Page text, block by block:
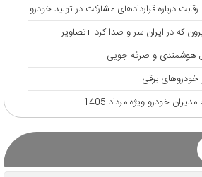
درباره قرارداد‌های مشارکت در تولید خودرو
که در ایران سر و صدا کرد +تصاویر
هوشمندی و صرفه جویی
برقی
خودرو ویژه مرداد 1405